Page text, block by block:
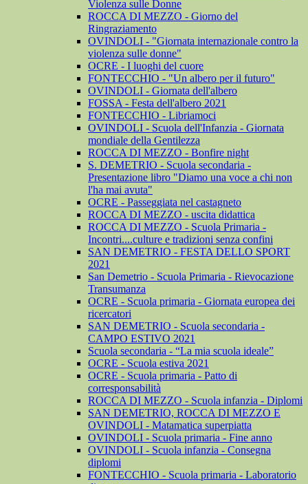
Violenza sulle Donne
ROCCA DI MEZZO - Giorno del
Ringraziamento
OVINDOLI - "Giornata internazionale contro la
violenza sulle donne"
OCRE - I luoghi del cuore
FONTECCHIO - "Un albero per il futuro"
OVINDOLI - Giornata dell'albero
FOSSA - Festa dell'albero 2021
FONTECCHIO - Libriamoci
OVINDOLI - Scuola dell'Infanzia - Giornata
mondiale della Gentilezza
ROCCA DI MEZZO - Bonfire night
S. DEMETRIO - Scuola secondaria -
Presentazione libro "Diamo una voce a chi non
l'ha mai avuta"
OCRE - Passeggiata nel castagneto
ROCCA DI MEZZO - uscita didattica
ROCCA DI MEZZO - Scuola Primaria -
Incontri....culture e tradizioni senza confini
SAN DEMETRIO - FESTA DELLO SPORT
2021
San Demetrio - Scuola Primaria - Rievocazione
Transumanza
OCRE - Scuola primaria - Giornata europea dei
ricercatori
SAN DEMETRIO - Scuola secondaria -
CAMPO ESTIVO 2021
Scuola secondaria - “La mia scuola ideale”
OCRE - Scuola estiva 2021
OCRE - Scuola primaria - Patto di
corresponsabilità
ROCCA DI MEZZO - Scuola infanzia - Diplomi
SAN DEMETRIO, ROCCA DI MEZZO E
OVINDOLI - Matamatica superpiatta
OVINDOLI - Scuola primaria - Fine anno
OVINDOLI - Scuola infanzia - Consegna
diplomi
FONTECCHIO - Scuola primaria - Laboratorio